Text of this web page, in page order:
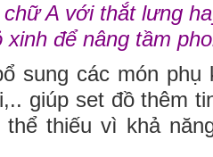
A với thắt lưng
xinh để nâng tầm
sung các món
giúp set đồ thêm
thể thiếu vì khả